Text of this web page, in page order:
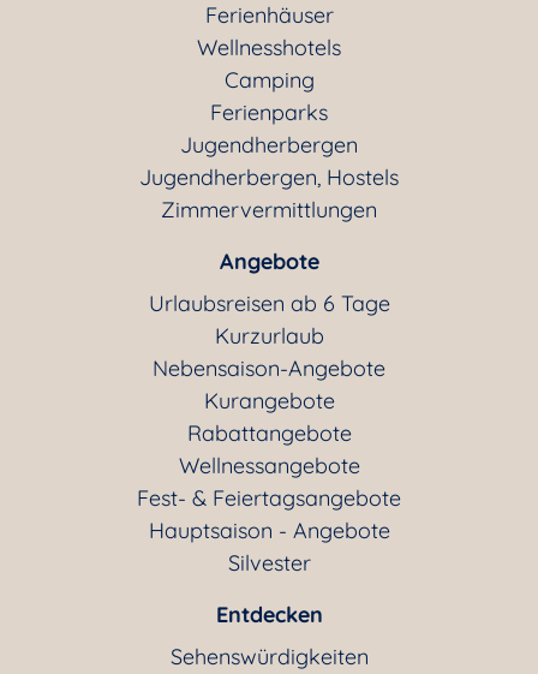
Ferienhäuser
Wellnesshotels
Camping
Ferienparks
Jugendherbergen
Jugendherbergen, Hostels
Zimmervermittlungen
Angebote
Urlaubsreisen ab 6 Tage
Kurzurlaub
Nebensaison-Angebote
Kurangebote
Rabattangebote
Wellnessangebote
Fest- & Feiertagsangebote
Hauptsaison - Angebote
Silvester
Entdecken
Sehenswürdigkeiten